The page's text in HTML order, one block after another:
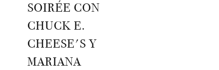
SOIRÉE CON
CHUCK E.
CHEESE'S Y
MARIANA